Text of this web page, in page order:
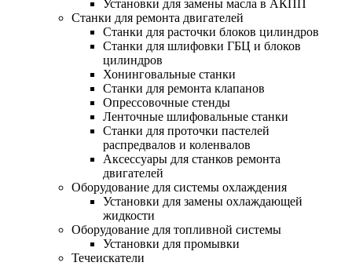
Установки для замены масла в АКПП
Станки для ремонта двигателей
Станки для расточки блоков цилиндров
Станки для шлифовки ГБЦ и блоков
цилиндров
Хонинговальные станки
Станки для ремонта клапанов
Опрессовочные стенды
Ленточные шлифовальные станки
Станки для проточки пастелей
распредвалов и коленвалов
Аксессуары для станков ремонта
двигателей
Оборудование для системы охлаждения
Установки для замены охлаждающей
жидкости
Оборудование для топливной системы
Установки для промывки
Течеискатели